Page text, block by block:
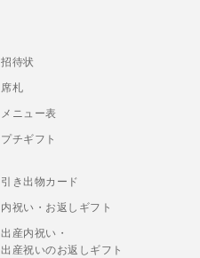
招待状
席札
メニュー表
プチギフト
引き出物カード
内祝い・お返しギフト
出産内祝い・
出産祝いのお返しギフト